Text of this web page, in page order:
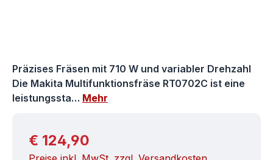
Präzises Fräsen mit 710 W und variabler Drehzahl
Die Makita Multifunktionsfräse RT0702C ist eine
leistungssta… Mehr
Regulärer Preis:
€ 124,90